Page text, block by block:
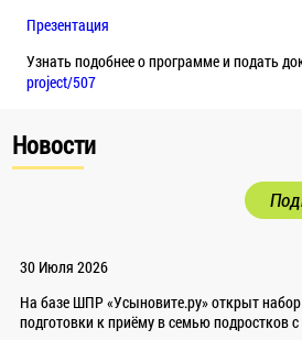
Презентация
Узнать подобнее о программе и подать
project/507
Новости
30 Июля 2026
На базе ШПР «Усыновите.ру» открыт
подготовки к приёму в семью подростков